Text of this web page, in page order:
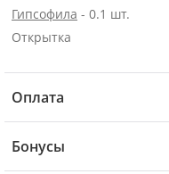
Гипсофила - 0.1 шт.
Открытка
Оплата
Бонусы